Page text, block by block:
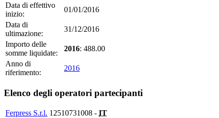
Data di effettivo
inizio:
01/01/2016
Data di
ultimazione:
31/12/2016
Importo delle
somme liquidate:
2016: 488.00
Anno di
riferimento:
2016
Elenco degli operatori partecipanti
Ferpress S.r.l. 12510731008 - IT